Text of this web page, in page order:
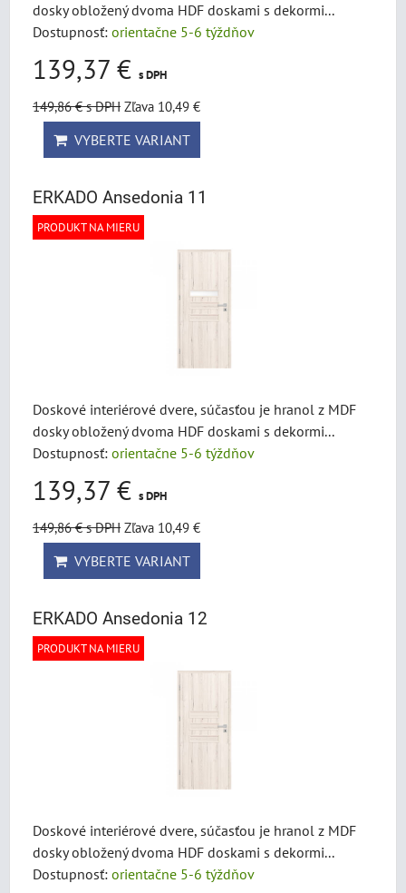
dosky obložený dvoma HDF doskami s dekormi...
Dostupnosť: orientačne 5-6 týždňov
139,37 € s DPH
149,86 €s DPH Zľava 10,49 €
VYBERTE VARIANT
ERKADO Ansedonia 11
PRODUKT NA MIERU
Doskové interiérové dvere, súčasťou je hranol z MDF
dosky obložený dvoma HDF doskami s dekormi...
Dostupnosť: orientačne 5-6 týždňov
139,37 € s DPH
149,86 €s DPH Zľava 10,49 €
VYBERTE VARIANT
ERKADO Ansedonia 12
PRODUKT NA MIERU
Doskové interiérové dvere, súčasťou je hranol z MDF
dosky obložený dvoma HDF doskami s dekormi...
Dostupnosť: orientačne 5-6 týždňov